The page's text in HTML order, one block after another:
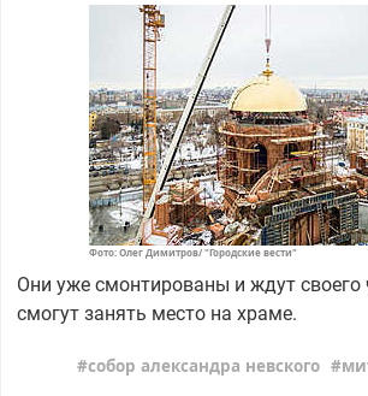
Фото: Олег Димитров/ "Городские вести"
Они уже смонтированы и ждут своего
смогут занять место на храме.
собор александра невского